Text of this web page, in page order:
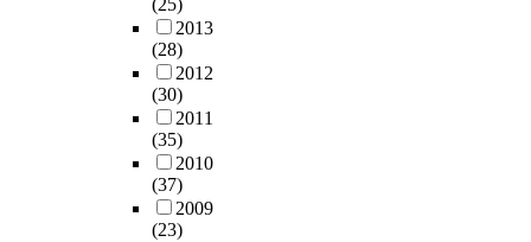
(25)
2013
(28)
2012
(30)
2011
(35)
2010
(37)
2009
(23)